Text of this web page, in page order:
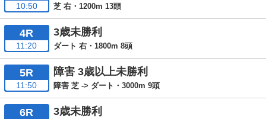
10:50 芝 右・1200m 13頭
4R
11:20
3歳未勝利
ダート 右・1800m 8頭
5R
11:50
障害 3歳以上未勝利
障害 芝 -> ダート・3000m 9頭
6R 3歳未勝利